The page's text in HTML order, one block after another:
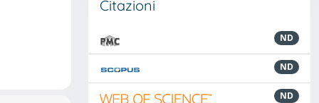
Citazioni
ND
ND
ND